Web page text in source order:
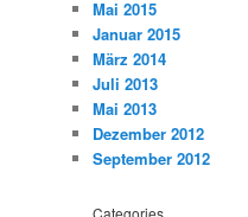
Mai 2015
Januar 2015
März 2014
Juli 2013
Mai 2013
Dezember 2012
September 2012
Categories